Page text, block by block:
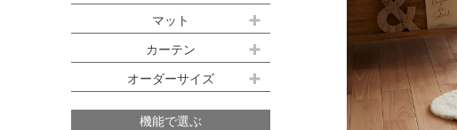
江戸間 3畳(176x261cm)
江戸間 4.5畳(261x261cm)
江戸間 6畳(261x352cm)
江戸間 8畳(352x352cm)
約100ｘ140cm
約140ｘ200cm(約1.5畳)
約160ｘ230cm(約2畳)
約200ｘ250cm(約3畳)
マット
キッチンマット
デスクマット
カーテン
既製サイズ ドレープ(厚地)
100ｘ135cm
オーダーサイズ
オーダーカーペット
機能で選ぶ